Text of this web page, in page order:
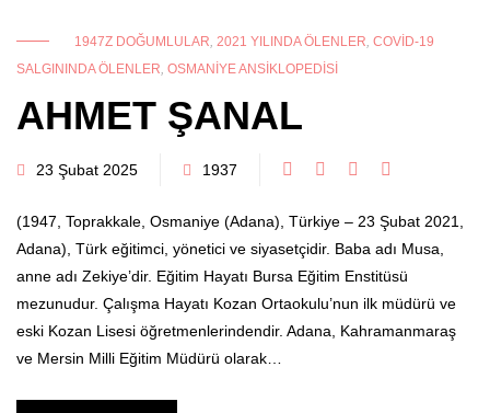
1947Z DOĞUMLULAR, 2021 YILINDA ÖLENLER, COVID-19
SALGININDA ÖLENLER, OSMANIYE ANSIKLOPEDISI
AHMET ŞANAL
23 Şubat 2025 1937
(1947, Toprakkale, Osmaniye (Adana), Türkiye – 23 Şubat 2021,
Adana), Türk eğitimci, yönetici ve siyasetçidir. Baba adı Musa,
anne adı Zekiye’dir. Eğitim Hayatı Bursa Eğitim Enstitüsü
mezunudur. Çalışma Hayatı Kozan Ortaokulu’nun ilk müdürü ve
eski Kozan Lisesi öğretmenlerindendir. Adana, Kahramanmaraş
ve Mersin Milli Eğitim Müdürü olarak…